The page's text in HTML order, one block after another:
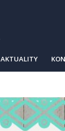
AKTUALITY